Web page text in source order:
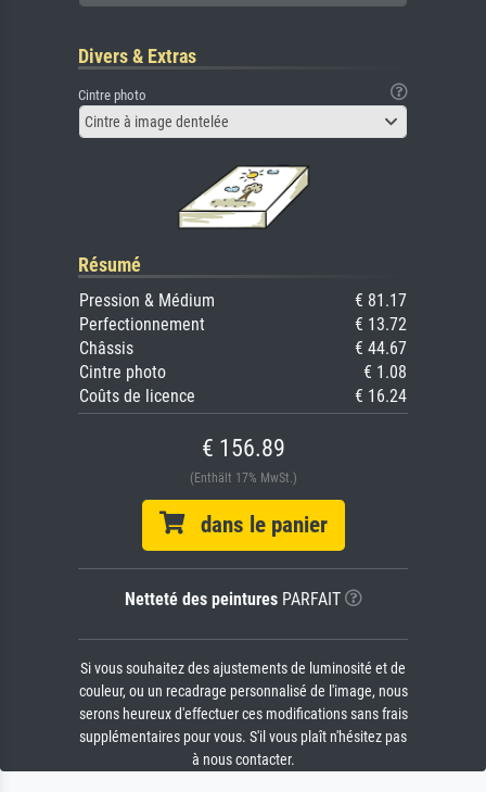
Divers & Extras
Cintre photo
Cintre à image dentelée
Résumé
Pression & Médium
€ 81.17
Perfectionnement
€ 13.72
Châssis
€ 44.67
Cintre photo
€ 1.08
Coûts de licence
€ 16.24
€ 156.89
(Enthält 17% MwSt.)
dans le panier
Netteté des peinturesPARFAIT
Si vous souhaitez des ajustements de luminosité et de
couleur, ou un recadrage personnalisé de l'image, nous
serons heureux d'effectuer ces modifications sans frais
supplémentaires pour vous. S'il vous plaît n'hésitez pas
à nous contacter.